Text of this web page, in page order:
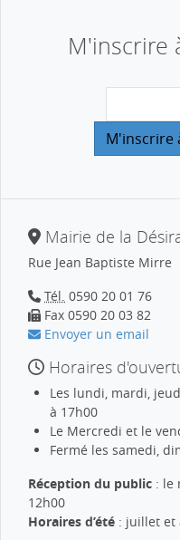
M'inscrire
Mairie de la
Rue Jean Baptiste Mirre
Tél. 0590 20 01 76
Fax 0590 20 03 82
Envoyer un email
Horaires
Les lundi, mardi,
à 17h00
Le Mercredi et le
Fermé les samedi,
Réception du public : le
12h00
Horaires d’été : juillet et